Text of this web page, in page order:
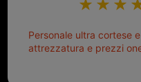
Personale ultra cortese
attrezzatura e prezzi